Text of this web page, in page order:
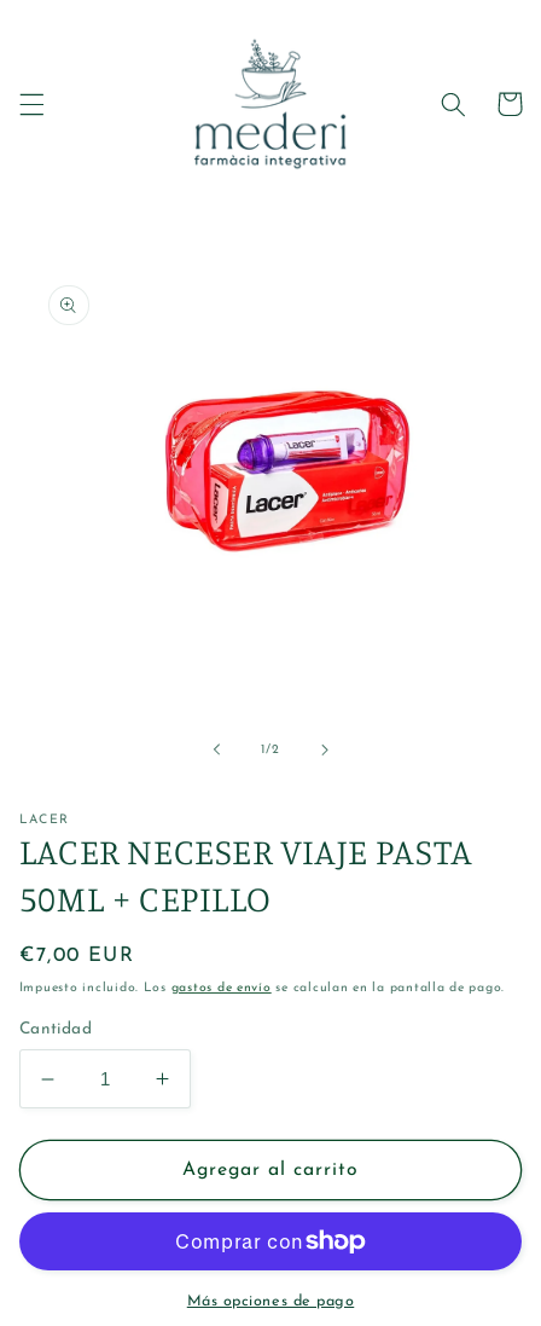
Carrito
a la
información
modal
1/de2
LACER
LACER NECESER VIAJE PASTA
50ML + CEPILLO
Precio
habitual
€7,00 EUR
Impuesto incluido. Los gastos de envío se calculan en la pantalla de pago.
Cantidad
Reducir
cantidad
para
NECESER
50ML
Aumentar
cantidad
para
LACER
NECESER
PASTA
50ML
Agregar al carrito
Más opciones de pago